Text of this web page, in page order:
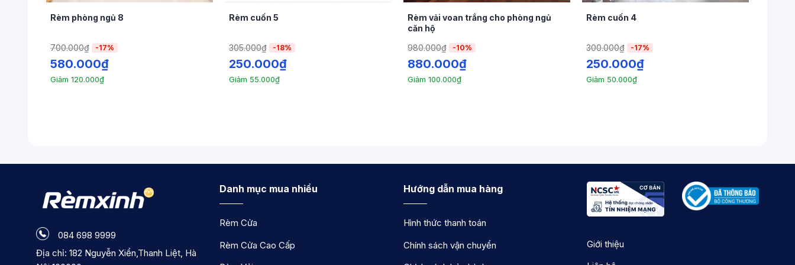
Rèm phòng ngủ 8
700.000₫ -17%
580.000₫
Giảm 120.000₫
Rèm cuốn 5
305.000₫ -18%
250.000₫
Giảm 55.000₫
Rèm vải voan trắng cho phòng ngủ
căn hộ
980.000₫ -10%
880.000₫
Giảm 100.000₫
Rèm cuốn 4
300.000₫ -17%
250.000₫
Giảm 50.000₫
084 698 9999
Địa chỉ: 182 Nguyễn Xiển,Thanh Liệt, Hà
Danh mục mua nhiều
Rèm Cửa
Rèm Cửa Cao Cấp
Hướng dẫn mua hàng
Hình thức thanh toán
Chính sách vận chuyển
Giới thiệu